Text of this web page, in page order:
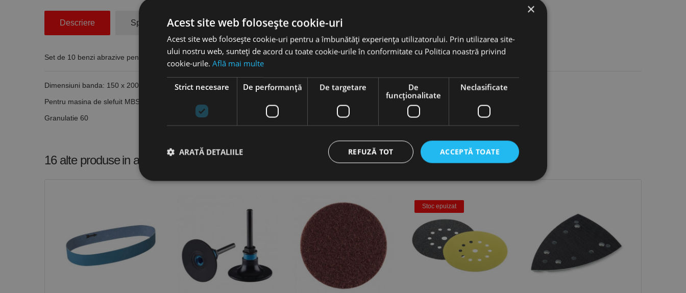
Descriere Specificatii Tehnice Accesorii
Set de 10 benzi abrazive pentru slefuit inox, 150 x 2000 mm, suport pe panza, granulatie 60 pentru masina MBSM 150, MetallKraft
Dimensiuni banda: 150 x 2000 mm
Pentru masina de slefuit MBSM 150
Granulatie 60
16 alte produsein aceeasi categorie
Stoc epuizat
×
Acest site web folosește cookie-uri
Acest site web folosește cookie-uri pentru a îmbunătăți experiența utilizatorului. Prin utilizarea site-
ului nostru web, sunteți de acord cu toate cookie-urile în conformitate cu Politica noastră privind
cookie-urile. Află mai multe
Strict necesare De performanță De targetare
De
funcţionalitate
Neclasificate
ACCEPTĂ TOATE
REFUZĂ TOT
ARATĂ DETALIILE
De targetare De funcţionalitate Neclasificate
Cookie-urile strict necesare permit funcționalitatea principală a site-ului web, cum ar fi autentificarea utilizatorului și gestionarea
contului. Site-ul web nu poate fi utilizat corect fără cookie-uri strict necesare.
Nume
Furnizor /
Domeniu
Expirare Descriere
CookieScriptConsent
CookieScript
www.rocast.ro
1 lună
Acest cookie este utilizat de serviciul Cookie-Script.com pentru a aminti
preferințele de consimțământ ale cookie-urilor vizitatorilor. Este necesar
ca bannerul cookie Cookie-Script.com să funcționeze corect.